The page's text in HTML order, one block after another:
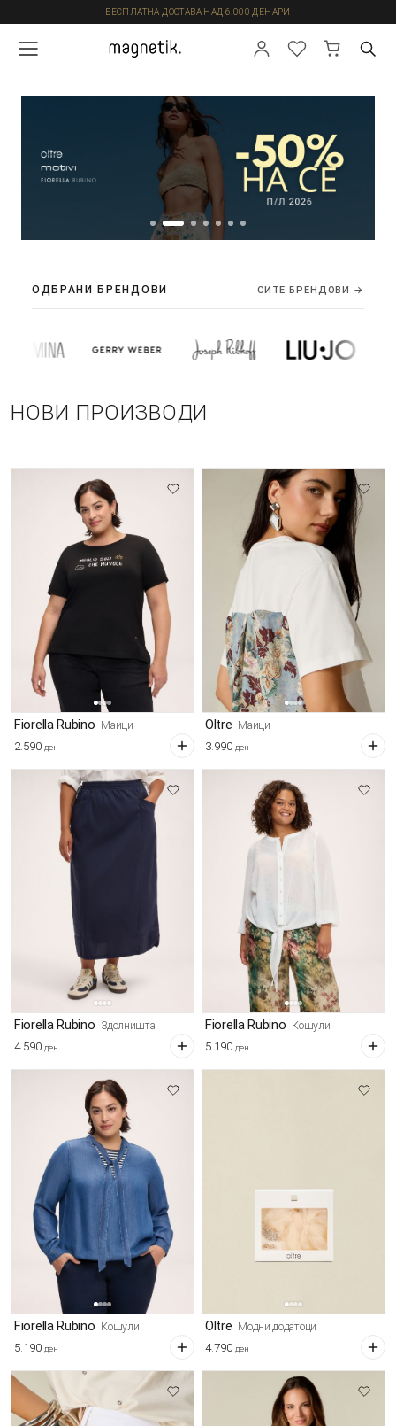
БЕСПЛАТНА ДОСТАВА НАД 6.000 ДЕНАРИ
ОДБРАНИ БРЕНДОВИ СИТЕ БРЕНДОВИ →
НОВИ ПРОИЗВОДИ
Fiorella Rubino Маици
2.590 ден
Oltre Маици
3.990 ден
Fiorella Rubino Здолништа
4.590 ден
Fiorella Rubino Кошули
5.190 ден
Fiorella Rubino Кошули
5.190 ден
Oltre Модни додатоци
4.790 ден